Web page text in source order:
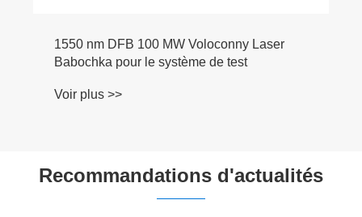
1550 nm DFB 100 MW Voloconny Laser
Babochka pour le système de test
Voir plus >>
Recommandations d'actualités